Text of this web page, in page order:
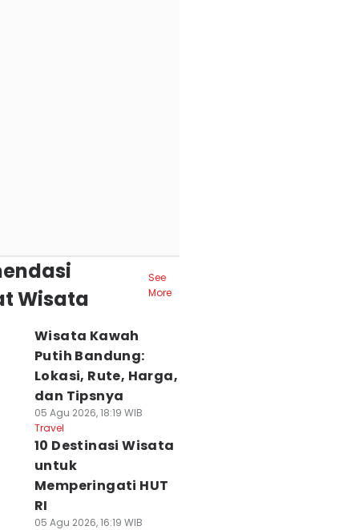
Wisata
See
More
Wisata Kawah
Putih Bandung:
Lokasi, Rute, Harga,
dan Tipsnya
05 Agu 2026, 18:19 WIB
Travel
10 Destinasi Wisata
untuk
Memperingati HUT
RI
05 Agu 2026, 16:19 WIB